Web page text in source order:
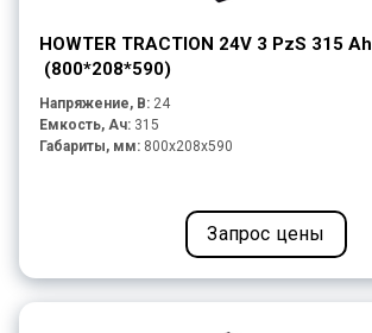
HOWTER TRACTION 24V 3 PzS 315 Ah
(800*208*590)
Напряжение, В: 24
Емкость, Ач: 315
Габариты, мм: 800x208x590
Запрос цены